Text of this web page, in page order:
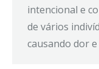
intencional e
de vários
causando dor